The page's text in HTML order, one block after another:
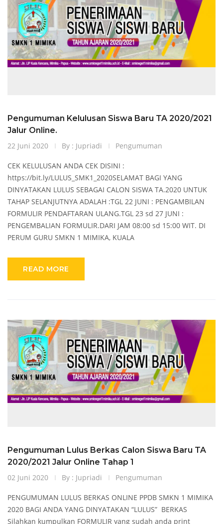
Pengumuman Kelulusan Siswa Baru TA 2020/2021
Jalur Online.
22 Juni 2020
By : Jupriadi Pengumuman
CEK KELULUSAN ANDA CEK DISINI :
https://bit.ly/LULUS_SMK1_2020SELAMAT BAGI YANG
DINYATAKAN LULUS SEBAGAI CALON SISWA TA.2020 UNTUK
TAHAP SELANJUTNYA ADALAH :TGL 22 JUNI : PENGAMBILAN
FORMULIR PENDAFTARAN ULANG.TGL 23 sd 27 JUNI :
PENGEMBALIAN FORMULIR.DARI JAM 08:00 sd 15:00 WIT. DI
PERUM GURU SMKN 1 MIMIKA, KUALA
READ MORE
Pengumuman Lulus Berkas Calon Siswa Baru TA
2020/2021 Jalur Online Tahap 1
02 Juni 2020
By : Jupriadi Pengumuman
PENGUMUMAN LULUS BERKAS ONLINE PPDB SMKN 1 MIMIKA
2020 BAGI ANDA YANG DINYATAKAN “LULUS” BERKAS
Silahkan kumpulkan FORMULIR yang sudah anda print